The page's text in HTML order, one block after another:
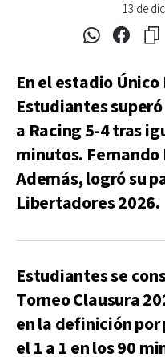
13 de
En el estadio
Estudiantes
a Racing 5-4 tras
minutos. Fernando
Además, logró su
Libertadores 2026.
Estudiantes se
Torneo Clausura
en la definición por
el 1 a 1 en los 90